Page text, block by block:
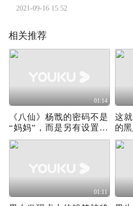
2021-09-16 15:52
相关推荐
01:14
《八仙》杨戬的密码不是
“妈妈”，而是另有设置，
导演留暗线
这
的
01:11